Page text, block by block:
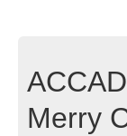
Merry